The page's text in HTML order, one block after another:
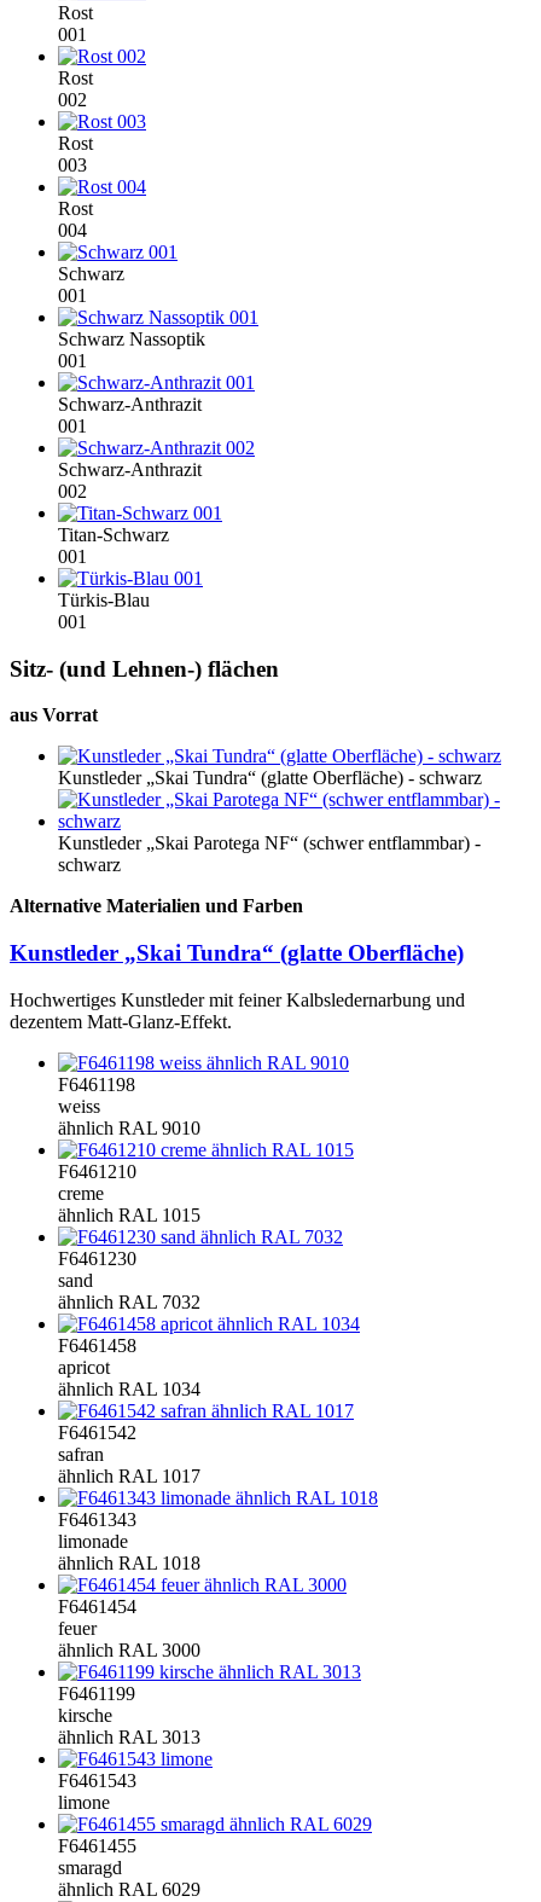
Rost
001
Rost
002
Rost
003
Rost
004
Schwarz
001
Schwarz Nassoptik
001
Schwarz-Anthrazit
001
Schwarz-Anthrazit
002
Titan-Schwarz
001
Türkis-Blau
001
Sitz- (und Lehnen-) flächen
aus Vorrat
Kunstleder „Skai Tundra“ (glatte Oberfläche) - schwarz
Kunstleder „Skai Parotega NF“ (schwer entflammbar) -
schwarz
Alternative Materialien und Farben
Kunstleder „Skai Tundra“ (glatte Oberfläche)
Hochwertiges Kunstleder mit feiner Kalbsledernarbung und
dezentem Matt-Glanz-Effekt.
F6461198
weiss
ähnlich RAL 9010
F6461210
creme
ähnlich RAL 1015
F6461230
sand
ähnlich RAL 7032
F6461458
apricot
ähnlich RAL 1034
F6461542
safran
ähnlich RAL 1017
F6461343
limonade
ähnlich RAL 1018
F6461454
feuer
ähnlich RAL 3000
F6461199
kirsche
ähnlich RAL 3013
F6461543
limone
F6461455
smaragd
ähnlich RAL 6029